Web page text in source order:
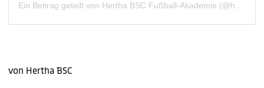
von Hertha BSC